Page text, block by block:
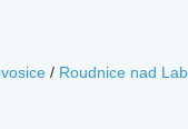
/ Roudnice nad